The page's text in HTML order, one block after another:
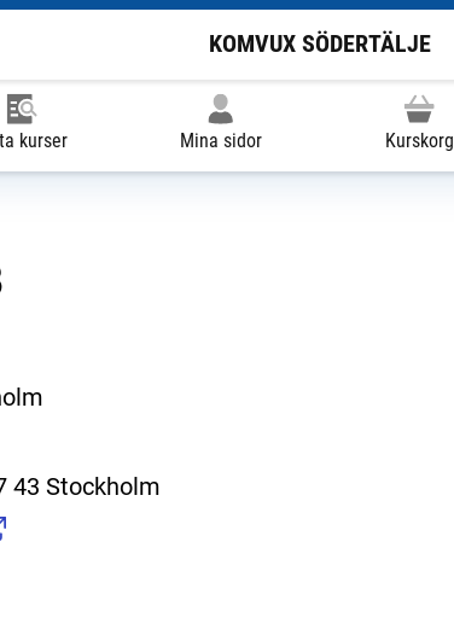
KOMVUX SÖDERTÄLJE
kurser Mina sidor Kurskorg
43 Stockholm
till extern sida.)